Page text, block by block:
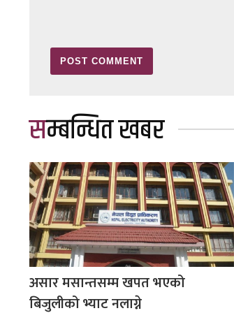
सम्बन्धित खबर
असार मसान्तसम्म खपत भएको
बिजुलीको भ्याट नलाग्ने